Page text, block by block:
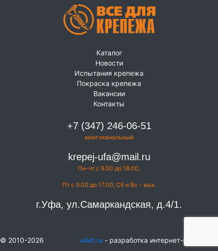
Каталог
Новости
Испытания крепежа
Покраска крепежа
Вакансии
Контакты
+7 (347) 246-06-51
многоканальный
krepej-ufa@mail.ru
Пн-чт с 9.00 до 18.00,
Пт с 9.00 до 17.00, Сб и Вс - вых.
г.Уфа, ул.Самаркандская, д.4/1.
© 2010-2026 u4et.ru - разработка интернет-магазинов